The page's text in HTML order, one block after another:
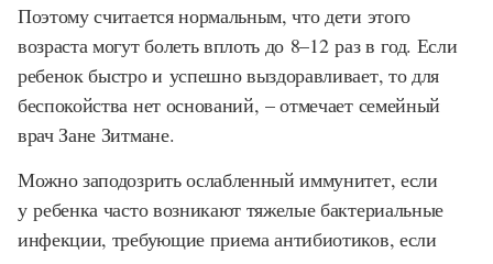
Поэтому считается нормальным, что дети этого
возраста могут болеть вплоть до 8–12 раз в год. Если
ребенок быстро и успешно выздоравливает, то для
беспокойства нет оснований, – отмечает семейный
врач Зане Зитмане.
Можно заподозрить ослабленный иммунитет, если
у ребенка часто возникают тяжелые бактериальные
инфекции, требующие приема антибиотиков, если